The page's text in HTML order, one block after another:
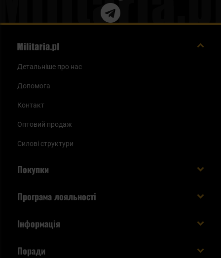
Детальніше про нас
Допомога
Контакт
Оптовий продаж
Силові структури
Покупки
Способи оплати
Статус замовлення
Програма лояльності
Увійдіть в систему
Інформація
Поради